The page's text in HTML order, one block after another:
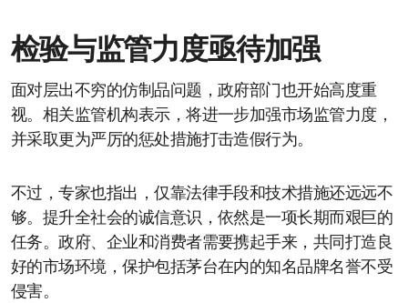
检验与监管力度亟待加强
面对层出不穷的仿制品问题，政府部门也开始高度重
视。相关监管机构表示，将进一步加强市场监管力度，
并采取更为严厉的惩处措施打击造假行为。
不过，专家也指出，仅靠法律手段和技术措施还远远不
够。提升全社会的诚信意识，依然是一项长期而艰巨的
任务。政府、企业和消费者需要携起手来，共同打造良
好的市场环境，保护包括茅台在内的知名品牌名誉不受
侵害。